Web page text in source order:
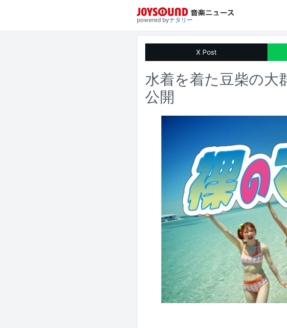
powered byナタリー
X Post
水着を着た豆柴の大
公開